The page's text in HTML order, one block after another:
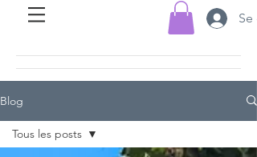
Se
Blog
Tous les posts